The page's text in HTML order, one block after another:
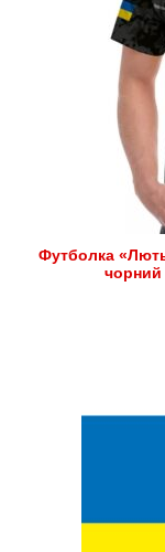
Футболка
чорний